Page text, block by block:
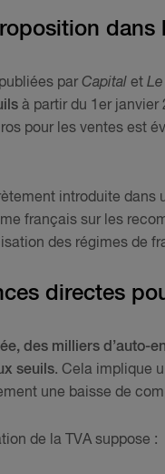
dans
parCapital et Le
à partir du 1er janvier
pour les ventes est
introduite dans
français sur les
des régimes de
directes
des milliers d’auto-
seuils. Cela implique
une baisse de
de la TVA suppose :